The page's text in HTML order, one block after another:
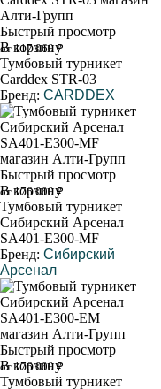
Быстрый просмотр
В корзину
от 117 060 ₽
Тумбовый турникет
Carddex STR-03
Бренд: CARDDEX
Быстрый просмотр
В корзину
от 176 000 ₽
Тумбовый турникет
Сибирский Арсенал
SA401-Е300-МF
Бренд: Сибирский
Арсенал
Быстрый просмотр
В корзину
от 176 000 ₽
Тумбовый турникет